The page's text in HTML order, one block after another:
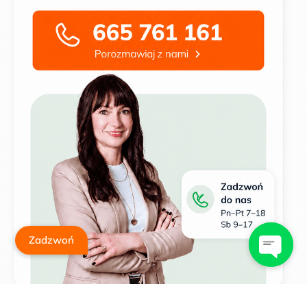
Zadzwoń